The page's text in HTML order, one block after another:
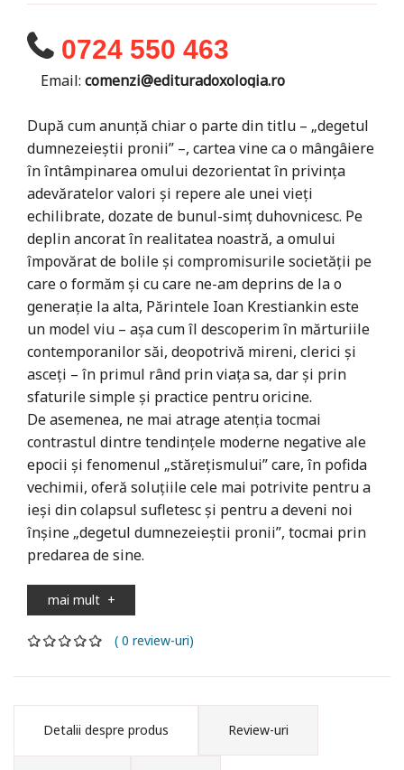
0724 550 463
Email: comenzi@edituradoxologia.ro
După cum anunță chiar o parte din titlu – „degetul
dumnezeieștii pronii” –, cartea vine ca o mângâiere
în întâmpinarea omului dezorientat în privința
adevăratelor valori și repere ale unei vieți
echilibrate, dozate de bunul-simț duhovnicesc. Pe
deplin ancorat în realitatea noastră, a omului
împovărat de bolile și compromisurile societății pe
care o formăm și cu care ne-am deprins de la o
generație la alta, Părintele Ioan Krestiankin este
un model viu – așa cum îl descoperim în mărturiile
contemporanilor săi, deopotrivă mireni, clerici și
asceți – în primul rând prin viața sa, dar și prin
sfaturile simple și practice pentru oricine.
De asemenea, ne mai atrage atenția tocmai
contrastul dintre tendințele moderne negative ale
epocii și fenomenul „stărețismului” care, în pofida
vechimii, oferă soluțiile cele mai potrivite pentru a
ieși din colapsul sufletesc și pentru a deveni noi
înșine „degetul dumnezeieștii pronii”, tocmai prin
predarea de sine.
mai mult +
( 0 review-uri)
Detalii despre produs Review-uri